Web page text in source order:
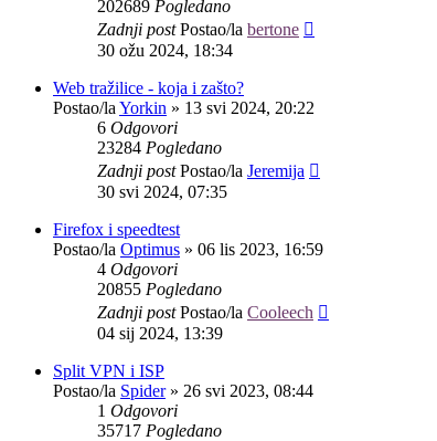
202689 Pogledano
Zadnji postPostao/la bertone
30 ožu 2024, 18:34
Web tražilice - koja i zašto?
Postao/la Yorkin » 13 svi 2024, 20:22
6 Odgovori
23284 Pogledano
Zadnji postPostao/la Jeremija
30 svi 2024, 07:35
Firefox i speedtest
Postao/la Optimus » 06 lis 2023, 16:59
4 Odgovori
20855 Pogledano
Zadnji postPostao/la Cooleech
04 sij 2024, 13:39
Split VPN i ISP
Postao/la Spider» 26 svi 2023, 08:44
1 Odgovori
35717 Pogledano